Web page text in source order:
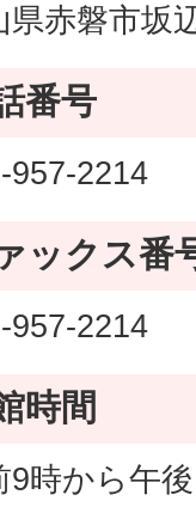
県赤磐市坂
番号
957-2214
ックス番
957-2214
時間
9時から午